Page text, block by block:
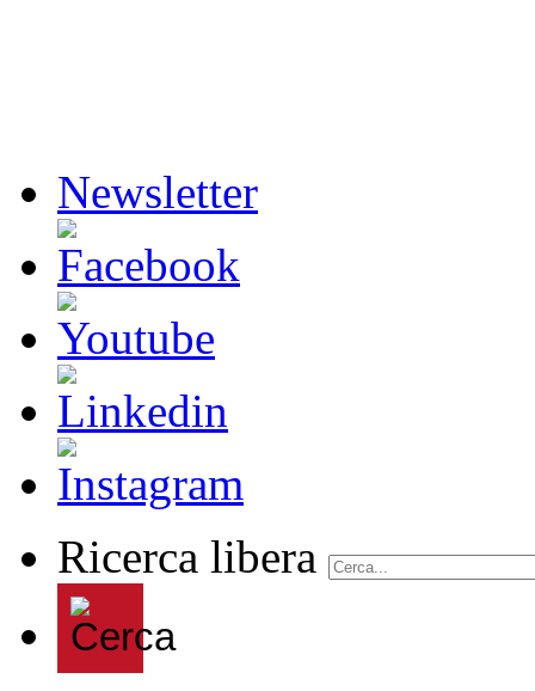
Newsletter
Ricerca libera